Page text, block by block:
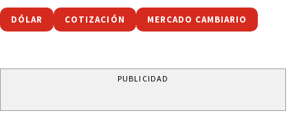
DÓLAR COTIZACIÓN MERCADO CAMBIARIO
PUBLICIDAD